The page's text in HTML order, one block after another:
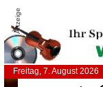
Anzeige
Freitag, 7. August 2026